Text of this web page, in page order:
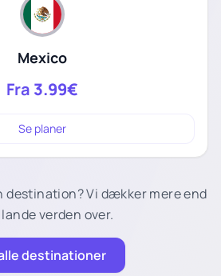
Mexico
Fra 3.99€
Se planer
destination? Vi dækker mere end
lande verden over.
destinationer